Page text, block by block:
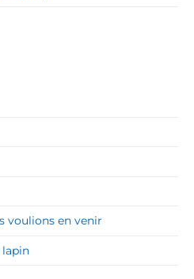
voulions en venir
lapin